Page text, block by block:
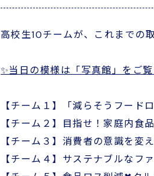
高校生10チームが、これまでの
✨当日の模様は「写真館」をご
【チーム１】「減らそうフード
【チーム２】目指せ！家庭内食
【チーム３】消費者の意識を変え
【チーム４】サステナブルなフ